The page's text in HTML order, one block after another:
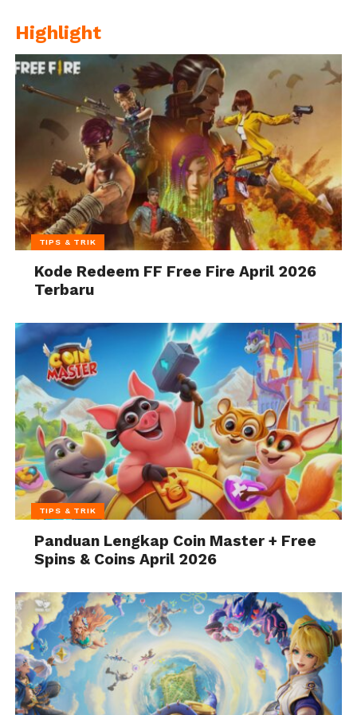
Highlight
TIPS & TRIK
Kode Redeem FF Free Fire April 2026
Terbaru
TIPS & TRIK
Panduan Lengkap Coin Master + Free
Spins & Coins April 2026